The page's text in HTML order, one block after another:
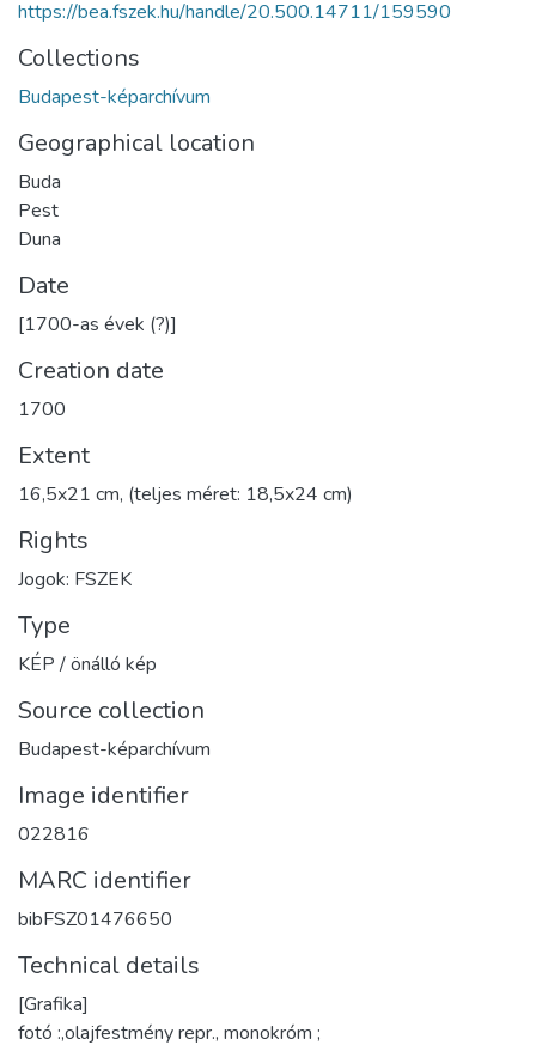
https://bea.fszek.hu/handle/20.500.14711/159590
Collections
Budapest-képarchívum
Geographical location
Buda
Pest
Duna
Date
[1700-as évek (?)]
Creation date
1700
Extent
16,5x21 cm, (teljes méret: 18,5x24 cm)
Rights
Jogok: FSZEK
Type
KÉP / önálló kép
Source collection
Budapest-képarchívum
Image identifier
022816
MARC identifier
bibFSZ01476650
Technical details
[Grafika]
fotó :,olajfestmény repr., monokróm ;